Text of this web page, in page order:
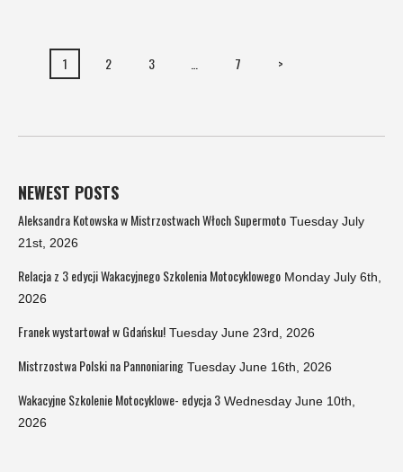
1 2 3 … 7 >
NEWEST POSTS
Aleksandra Kotowska w Mistrzostwach Włoch Supermoto Tuesday July
21st, 2026
Relacja z 3 edycji Wakacyjnego Szkolenia Motocyklowego Monday July 6th,
2026
Franek wystartował w Gdańsku! Tuesday June 23rd, 2026
Mistrzostwa Polski na Pannoniaring Tuesday June 16th, 2026
Wakacyjne Szkolenie Motocyklowe- edycja 3 Wednesday June 10th,
2026